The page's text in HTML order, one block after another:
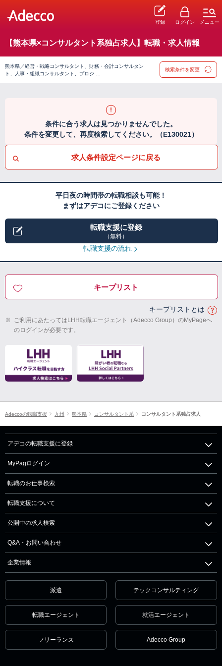
登録 ログイン メニュー
【熊本県×コンサルタント系独占求人】転職・求人情報
熊本県／経営・戦略コンサルタント、財務・会計コンサルタン
ト、人事・組織コンサルタント、プロジ …
検索条件を変更
条件に合う求人は見つかりませんでした。
条件を変更して、再度検索してください。（E130021）
求人条件設定ページに戻る
平日夜の時間帯の転職相談も可能！
まずはアデコにご登録ください
転職支援に登録
（無料）
転職支援の流れ
キープリスト
キープリストとは
※ ご利用にあたってはLHH転職エージェント（Adecco Group）のMyPageへ
のログインが必要です。
Adeccoの転職支援 九州 熊本県 コンサルタント系 コンサルタント系独占求人
アデコの転職支援に登録
MyPagログイン
転職のお仕事検索
転職支援について
公開中の求人検索
Q&A・お問い合わせ
企業情報
派遣 テックコンサルティング
転職エージェント 就活エージェント
フリーランス Adecco Group